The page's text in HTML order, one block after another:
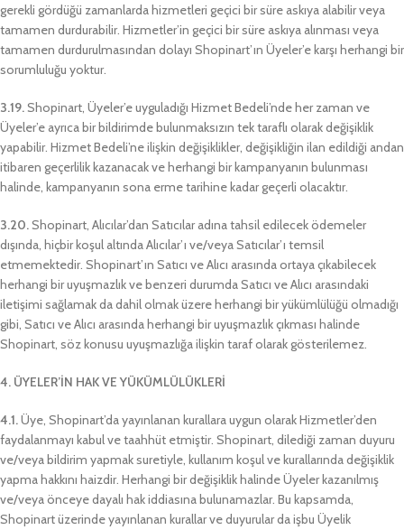
gerekli gördüğü zamanlarda hizmetleri geçici bir süre askıya alabilir veya
tamamen durdurabilir. Hizmetler’in geçici bir süre askıya alınması veya
tamamen durdurulmasından dolayı Shopinart’ın Üyeler’e karşı herhangi bir
sorumluluğu yoktur.
3.19.Shopinart, Üyeler’e uyguladığı Hizmet Bedeli’nde her zaman ve
Üyeler’e ayrıca bir bildirimde bulunmaksızın tek taraflı olarak değişiklik
yapabilir. Hizmet Bedeli’ne ilişkin değişiklikler, değişikliğin ilan edildiği andan
itibaren geçerlilik kazanacak ve herhangi bir kampanyanın bulunması
halinde, kampanyanın sona erme tarihine kadar geçerli olacaktır.
3.20.Shopinart, Alıcılar’dan Satıcılar adına tahsil edilecek ödemeler
dışında, hiçbir koşul altında Alıcılar’ı ve/veya Satıcılar’ı temsil
etmemektedir. Shopinart’ın Satıcı ve Alıcı arasında ortaya çıkabilecek
herhangi bir uyuşmazlık ve benzeri durumda Satıcı ve Alıcı arasındaki
iletişimi sağlamak da dahil olmak üzere herhangi bir yükümlülüğü olmadığı
gibi, Satıcı ve Alıcı arasında herhangi bir uyuşmazlık çıkması halinde
Shopinart, söz konusu uyuşmazlığa ilişkin taraf olarak gösterilemez.
4. ÜYELER’İN HAK VE YÜKÜMLÜLÜKLERİ
4.1.Üye, Shopinart’da yayınlanan kurallara uygun olarak Hizmetler’den
faydalanmayı kabul ve taahhüt etmiştir. Shopinart, dilediği zaman duyuru
ve/veya bildirim yapmak suretiyle, kullanım koşul ve kurallarında değişiklik
yapma hakkını haizdir. Herhangi bir değişiklik halinde Üyeler kazanılmış
ve/veya önceye dayalı hak iddiasına bulunamazlar. Bu kapsamda,
Shopinart üzerinde yayınlanan kurallar ve duyurular da işbu Üyelik